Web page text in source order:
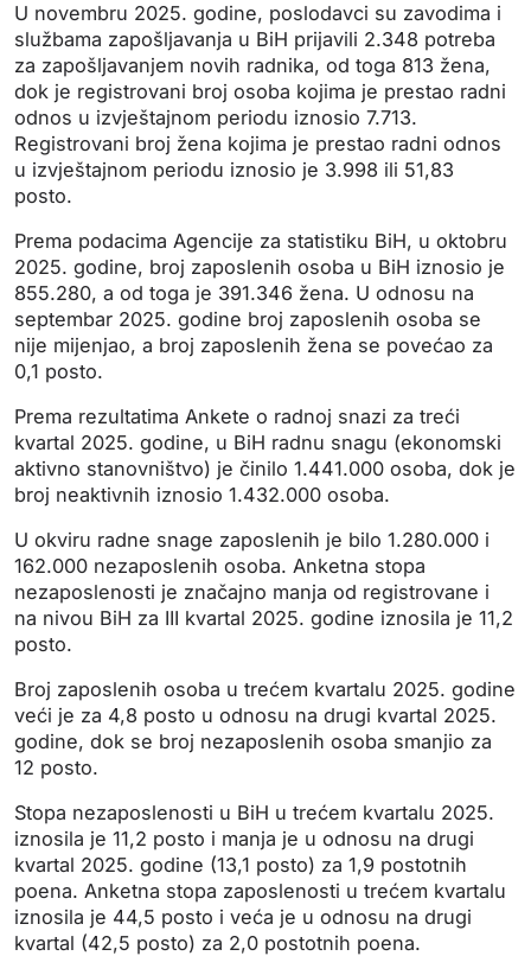
U novembru 2025. godine, poslodavci su zavodima i
službama zapošljavanja u BiH prijavili 2.348 potreba
za zapošljavanjem novih radnika, od toga 813 žena,
dok je registrovani broj osoba kojima je prestao radni
odnos u izvještajnom periodu iznosio 7.713.
Registrovani broj žena kojima je prestao radni odnos
u izvještajnom periodu iznosio je 3.998 ili 51,83
posto.
Prema podacima Agencije za statistiku BiH, u oktobru
2025. godine, broj zaposlenih osoba u BiH iznosio je
855.280, a od toga je 391.346 žena. U odnosu na
septembar 2025. godine broj zaposlenih osoba se
nije mijenjao, a broj zaposlenih žena se povećao za
0,1 posto.
Prema rezultatima Ankete o radnoj snazi za treći
kvartal 2025. godine, u BiH radnu snagu (ekonomski
aktivno stanovništvo) je činilo 1.441.000 osoba, dok je
broj neaktivnih iznosio 1.432.000 osoba.
U okviru radne snage zaposlenih je bilo 1.280.000 i
162.000 nezaposlenih osoba. Anketna stopa
nezaposlenosti je značajno manja od registrovane i
na nivou BiH za III kvartal 2025. godine iznosila je 11,2
posto.
Broj zaposlenih osoba u trećem kvartalu 2025. godine
veći je za 4,8 posto u odnosu na drugi kvartal 2025.
godine, dok se broj nezaposlenih osoba smanjio za
12 posto.
Stopa nezaposlenosti u BiH u trećem kvartalu 2025.
iznosila je 11,2 posto i manja je u odnosu na drugi
kvartal 2025. godine (13,1 posto) za 1,9 postotnih
poena. Anketna stopa zaposlenosti u trećem kvartalu
iznosila je 44,5 posto i veća je u odnosu na drugi
kvartal (42,5 posto) za 2,0 postotnih poena.